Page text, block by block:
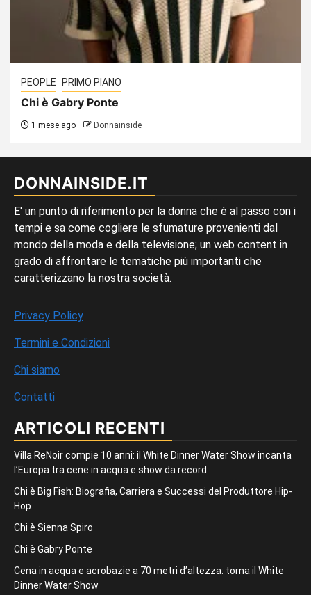
PEOPLE PRIMO PIANO
Chi è Gabry Ponte
1 mese ago Donnainside
DONNAINSIDE.IT
E' un punto di riferimento per la donna che è al passo con i
tempi e sa come cogliere le sfumature provenienti dal
mondo della moda e della televisione; un web content in
grado di affrontare le tematiche più importanti che
caratterizzano la nostra società.
Privacy Policy
Termini e Condizioni
Chi siamo
Contatti
ARTICOLI RECENTI
Villa ReNoir compie 10 anni: il White Dinner Water Show incanta
l’Europa tra cene in acqua e show da record
Chi è Big Fish: Biografia, Carriera e Successi del Produttore Hip-
Hop
Chi è Sienna Spiro
Chi è Gabry Ponte
Cena in acqua e acrobazie a 70 metri d’altezza: torna il White
Dinner Water Show